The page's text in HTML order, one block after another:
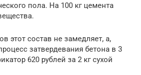
пола. На 100 кг цемента
этот состав не замедляет, а,
затвердевания бетона в 3
620 рублей за 2 кг сухой